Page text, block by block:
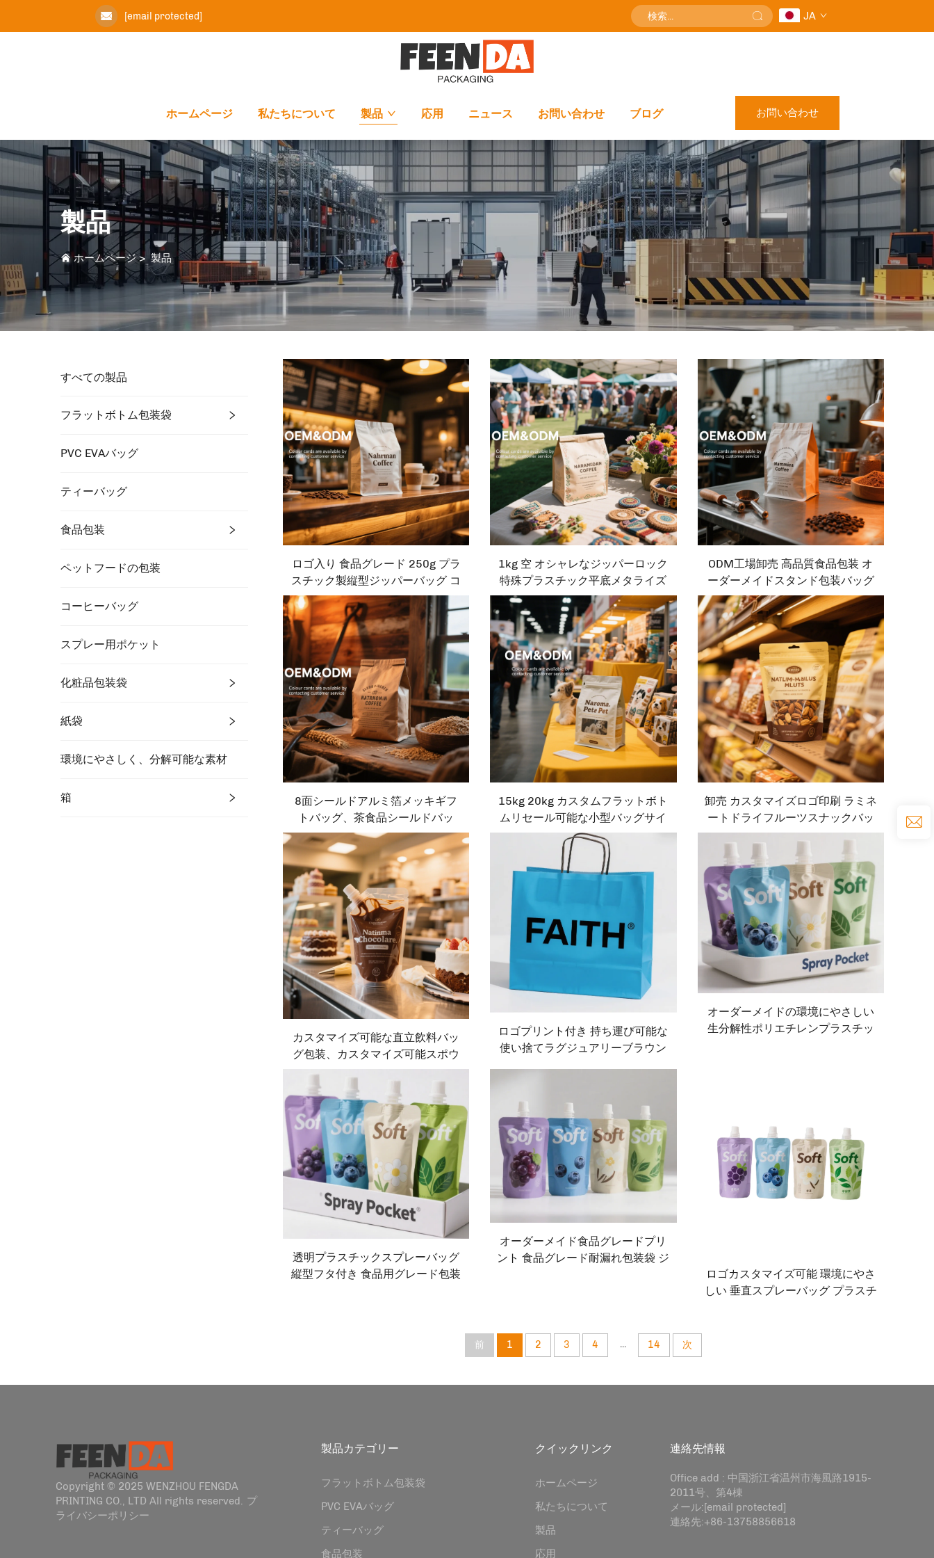
[email protected] JA
ホームページ 私たちについて 製品 応用 ニュース お問い合わせ ブログ お問い合わせ
製品
ホームページ>製品
すべての製品
フラットボトム包装袋
PVC EVAバッグ
ティーバッグ
食品包装
ペットフードの包装
コーヒーバッグ
スプレー用ポケット
化粧品包装袋
紙袋
環境にやさしく、分解可能な素材
箱
ロゴ入り 食品グレード 250g プラ
スチック製縦型ジッパーバッグ コ
ーヒーパッケージングバッグ
1kg 空 オシャレなジッパーロック
特殊プラスチック平底メタライズ
ドオーガニック食品用コーヒーバ
ッグ
ODM工場卸売 高品質食品包装 オ
ーダーメイドスタンド包装バッグ
包装バッグ コーヒーバッグ
8面シールドアルミ箔メッキギフ
トバッグ、茶食品シールドバッ
グ、プラスチック自立型バッグ、
包装バッグ
15kg 20kg カスタムフラットボト
ムリセール可能な小型バッグサイ
ズ 猫用・犬用ドライフード包装 ス
タンドアッププラスチックバッグ
ペットフード
卸売 カスタマイズロゴ印刷 ラミネ
ートドライフルーツスナックバッ
グ、ペット用再封可能なプラスチ
ック食品包装、ドライフルーツペ
ットフード
カスタマイズ可能な直立飲料バッ
グ包装、カスタマイズ可能スポウ
ト付き牛乳バッグ、プラスチック
液体直立バッグ、安全スプレーバ
ッグ
ロゴプリント付き 持ち運び可能な
使い捨てラグジュアリーブラウン
オーダーメイドの環境にやさしい
生分解性ポリエチレンプラスチッ
透明プラスチックスプレーバッグ
縦型フタ付き 食品用グレード包装
オーダーメイド食品グレードプリ
ント 食品グレード耐漏れ包装袋 ジ
ロゴカスタマイズ可能 環境にやさ
しい 垂直スプレーバッグ プラスチ
前 1 2 3 4 ... 14 次
Copyright © 2025 WENZHOU FENGDA
PRINTING CO., LTD All rights reserved. プ
ライバシーポリシー
製品カテゴリー
フラットボトム包装袋
PVC EVAバッグ
ティーバッグ
食品包装
クイックリンク
ホームページ
私たちについて
製品
応用
連絡先情報
Office add : 中国浙江省温州市海風路1915-
2011号、第4棟
メール:[email protected]
連絡先:+86-13758856618